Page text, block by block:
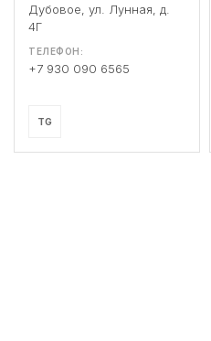
Дубовое, ул. Лунная, д.
4Г
ТЕЛЕФОН:
+7 930 090 6565
TG